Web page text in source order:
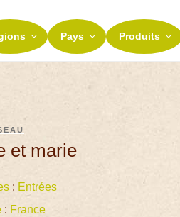
ET TERROIRS
de nos terroirs
Pays Produits
et marie
: Entrées
: France